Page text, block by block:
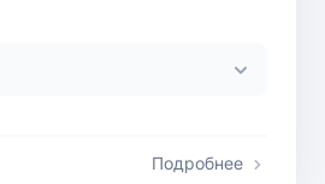
Подробнее